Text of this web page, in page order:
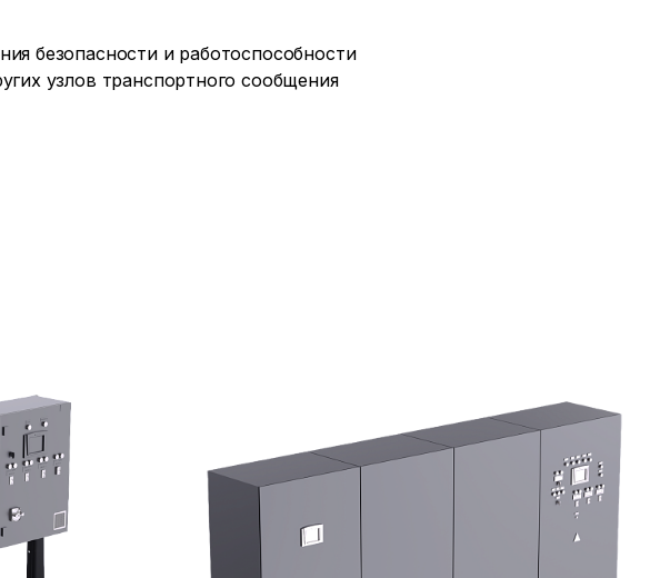
безопасности и работоспособности
узлов транспортного сообщения